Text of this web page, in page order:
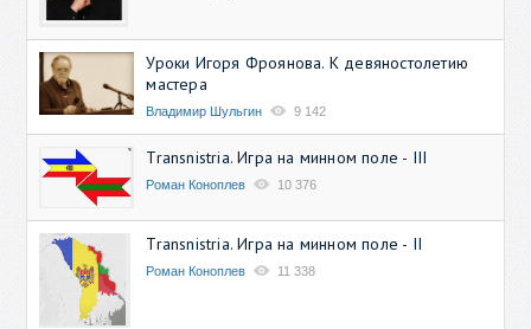
Уроки Игоря Фроянова. К девяностолетию
мастера
Владимир Шульгин 9 142
Transnistria. Игра на минном поле - III
Роман Коноплев 10 376
Transnistria. Игра на минном поле - II
Роман Коноплев 11 338